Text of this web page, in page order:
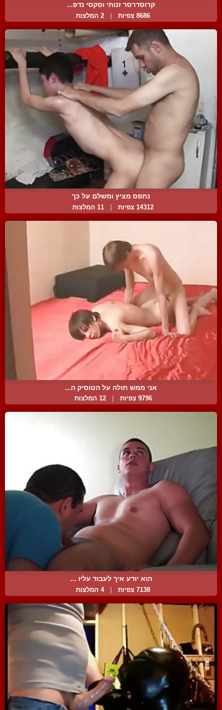
קרוסדרסר זנותי וסקסי נדפ...
8686 צפיות 2 המלצות
נתפס מציץ ומשלם על כך
14312 צפיות | 11 המלצות
אני ממש חולה על הטוסיק ה...
9796 צפיות 12 המלצות
הוא יודע איך לעבוד עליו ...
7138 צפיות 4 המלצות